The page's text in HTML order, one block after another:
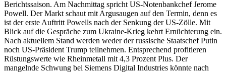
Berichtssaison. Am Nachmittag spricht US-Notenbankchef Jerome
Powell. Der Markt schaut mit Argusaugen auf den Termin, denn es
ist der erste Auftritt Powells nach der Senkung der US-Zölle. Mit
Blick auf die Gespräche zum Ukraine-Krieg kehrt Ernüchterung ein.
Nach aktuellem Stand werden weder der russische Staatschef Putin
noch US-Präsident Trump teilnehmen. Entsprechend profitieren
Rüstungswerte wie Rheinmetall mit 4,3 Prozent Plus. Der
mangelnde Schwung bei Siemens Digital Industries könnte nach